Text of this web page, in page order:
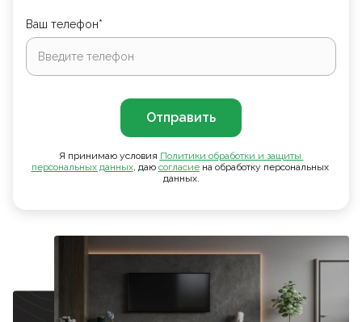
Ваш телефон*
Отправить
Я принимаю условия Политики обработки и защиты
персональных данных, даю согласие на обработку персональных
данных.